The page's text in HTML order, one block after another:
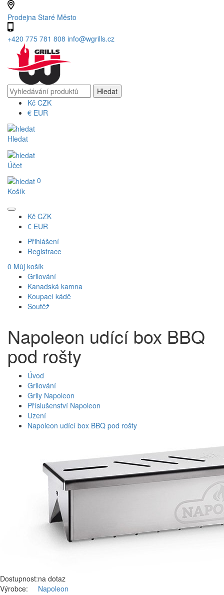
Prodejna Staré Město
+420 775 781 808 info@wgrills.cz
Kč CZK
€ EUR
Hledat
Účet
0
Košík
Kč CZK
€ EUR
Přihlášení
Registrace
0 Můj košík
Grilování
Kanadská kamna
Koupací kádě
Soutěž
Napoleon udící box BBQ
pod rošty
Úvod
Grilování
Grily Napoleon
Příslušenství Napoleon
Uzení
Napoleon udící box BBQ pod rošty
Dostupnost:na dotaz
Výrobce:
Napoleon